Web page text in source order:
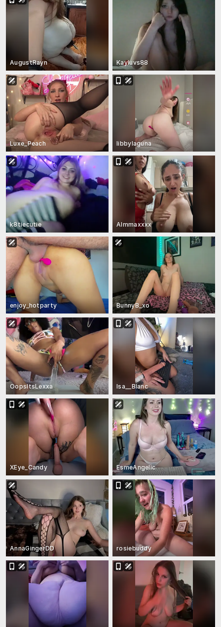
AugustRayn Kayluvs88
Luxe_Peach libbylaguna
k8tiecutie Almmaxxxx
enjoy_hotparty BunnyB_xo
OopsItsLexxa Isa__Blanc
XEye_Candy EsmeAngelic
AnnaGingerDD rosiebuddy